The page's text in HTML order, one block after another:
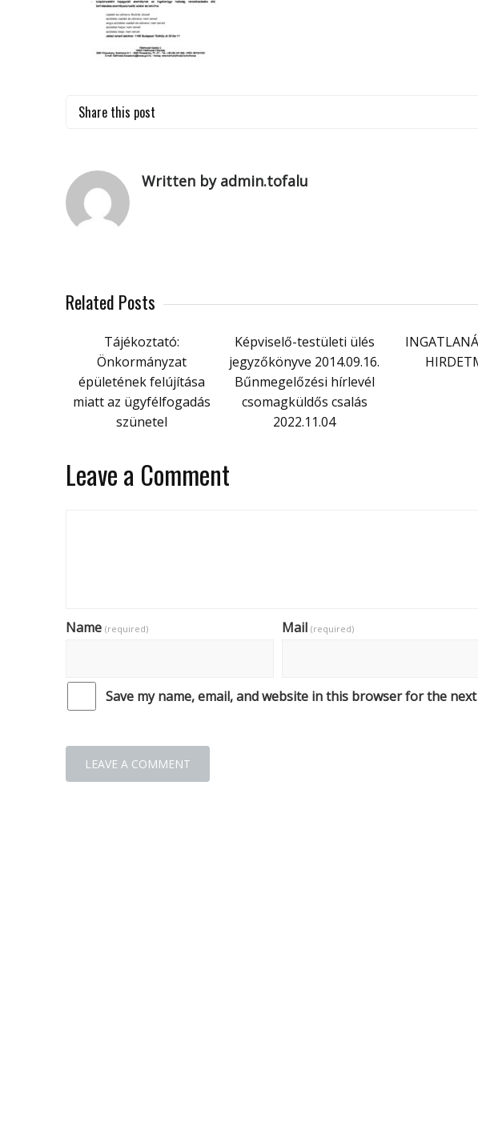
Share this post
Written by admin.tofalu
Related Posts
Tájékoztató:
Önkormányzat
épületének felújítása
miatt az ügyfélfogadás
szünetel
Képviselő-testületi ülés
jegyzőkönyve 2014.09.16.
Bűnmegelőzési hírlevél
csomagküldős csalás
2022.11.04
Leave a Comment
Name (required) Mail (required)
Save my name, email, and website in this browser for the